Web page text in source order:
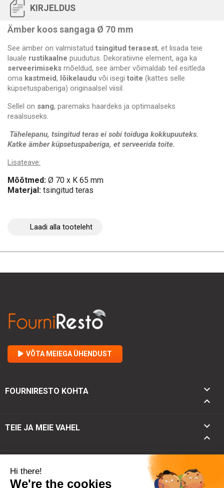
KIRJELDUS
Ämber koos sangaga Ø 70 mm
See ämber on valmistatud tsingitud terasest, et lisada teie
lauale rustikaalne puudutus. Dekoratiivne element, aga ka
serveerimiseks mõeldud, see ämber võimaldab teil esitleda
oma kastmeid, lõikelaudu või isegi toite (kattes selle
küpsetuspaberiga) originaalsel viisil.
Sellel on sang, paremaks haardeks ja optimaalseks
reaalsuseks.
Tähelepanu, tsingitud teras ei sobi toiduga kokkupuuteks.
Katke ämber küpsetuspaberiga, et serveerida toite.
Lisateave:
Mõõtmed: Ø 70 x K 65 mm
Materjal: tsingitud teras
Laadi alla tooteleht
VÕTA MEIEGA ÜHENDUST
FOURNIRESTO KOHTA


TEIE JA MEIE VAHEL


keyboard_arrow_up